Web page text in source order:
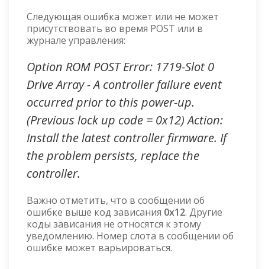
Следующая ошибка может или не может
присутствовать во время POST или в
журнале управления:
Option ROM POST Error: 1719-Slot 0
Drive Array - A controller failure event
occurred prior to this power-up.
(Previous lock up code = 0x12) Action:
Install the latest controller firmware. If
the problem persists, replace the
controller.
Важно отметить, что в сообщении об
ошибке выше код зависания 0x12. Другие
коды зависания не относятся к этому
уведомлению. Номер слота в сообщении об
ошибке может варьироваться.